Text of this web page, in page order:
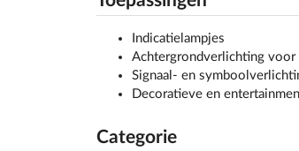
Indicatielampjes
Achtergrondverlichting voor
Signaal- en
Decoratieve en
Categorie